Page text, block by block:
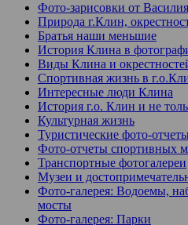
Фото-зарисовки от
Природа г.Клин,
Братья наши меньшие
История Клина в
Виды Клина и
Спортивная жизнь в
Интересные люди Клина
История г.о. Клин и не
Культурная жизнь
Туристические фото-отчеты
Фото-отчеты спортивных
Транспортные фотогалереи
Музеи и
Фото-галерея: Водоемы,
мосты
Фото-галерея: Парки